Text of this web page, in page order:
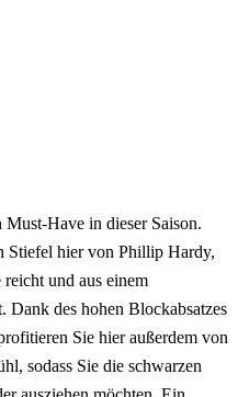
Must-Have in dieser Saison.
Stiefel hier von Phillip Hardy,
reicht und aus einem
Dank des hohen Blockabsatzes
Sie hier außerdem von
sodass Sie die schwarzen